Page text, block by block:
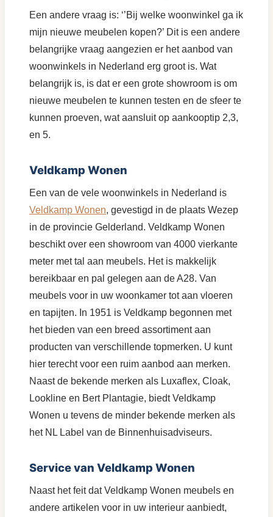
Een andere vraag is: ‘’Bij welke woonwinkel ga ik
mijn nieuwe meubelen kopen?’ Dit is een andere
belangrijke vraag aangezien er het aanbod van
woonwinkels in Nederland erg groot is. Wat
belangrijk is, is dat er een grote showroom is om
nieuwe meubelen te kunnen testen en de sfeer te
kunnen proeven, wat aansluit op aankooptip 2,3,
en 5.
Veldkamp Wonen
Een van de vele woonwinkels in Nederland is
Veldkamp Wonen, gevestigd in de plaats Wezep
in de provincie Gelderland. Veldkamp Wonen
beschikt over een showroom van 4000 vierkante
meter met tal aan meubels. Het is makkelijk
bereikbaar en pal gelegen aan de A28. Van
meubels voor in uw woonkamer tot aan vloeren
en tapijten. In 1951 is Veldkamp begonnen met
het bieden van een breed assortiment aan
producten van verschillende topmerken. U kunt
hier terecht voor een ruim aanbod aan merken.
Naast de bekende merken als Luxaflex, Cloak,
Lookline en Bert Plantagie, biedt Veldkamp
Wonen u tevens de minder bekende merken als
het NL Label van de Binnenhuisadviseurs.
Service van Veldkamp Wonen
Naast het feit dat Veldkamp Wonen meubels en
andere artikelen voor in uw interieur aanbiedt,